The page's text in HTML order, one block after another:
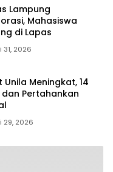
Lampung
Mahasiswa
di Lapas
31, 2026
Meningkat, 14
Pertahankan
29, 2026